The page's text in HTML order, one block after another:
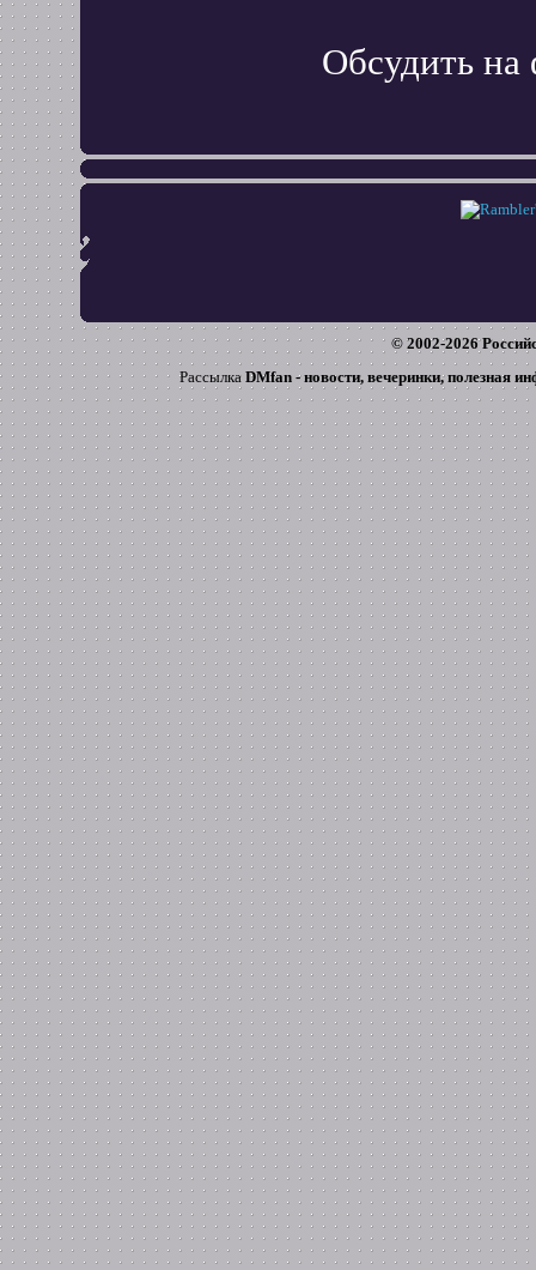
Обсудить
© 2002-2026
Рассылка DMfan - новости, вечеринки, полезная